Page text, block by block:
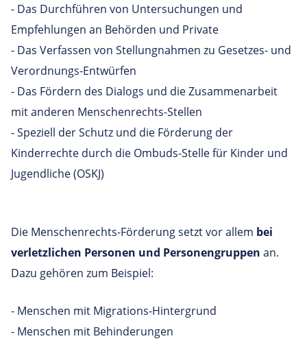
- Das Durchführen von Untersuchungen und
Empfehlungen an Behörden und Private
- Das Verfassen von Stellungnahmen zu Gesetzes- und
Verordnungs-Entwürfen
- Das Fördern des Dialogs und die Zusammenarbeit
mit anderen Menschenrechts-Stellen
- Speziell der Schutz und die Förderung der
Kinderrechte durch die Ombuds-Stelle für Kinder und
Jugendliche (OSKJ)
Die Menschenrechts-Förderung setzt vor allem bei
verletzlichen Personen und Personengruppen an.
Dazu gehören zum Beispiel:
- Menschen mit Migrations-Hintergrund
- Menschen mit Behinderungen